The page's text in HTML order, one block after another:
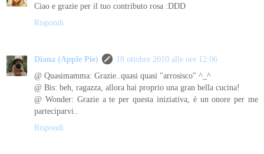
Ciao e grazie per il tuo contributo rosa :DDD
Rispondi
Diana (Apple Pie)
18 ottobre 2010 alle ore 12:06
@ Quasimamma: Grazie..quasi quasi "arrosisco" ^_^
@ Bis: beh, ragazza, allora hai proprio una gran bella cucina!
@ Wonder: Grazie a te per questa iniziativa, è un onore per me
parteciparvi..
Rispondi